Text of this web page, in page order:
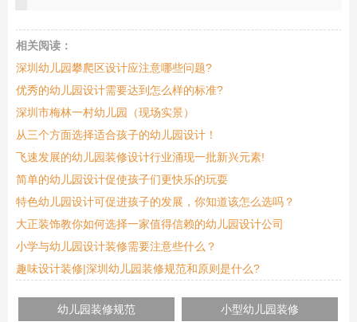
相关阅读：
深圳幼儿园攀爬区设计应注意哪些问题?
优秀的幼儿园设计需要达到怎么样的标准?
深圳市梅林一村幼儿园（现场实景）
从三个方面选择适合孩子的幼儿园设计！
飞速发展的幼儿园装修设计行业涌现一批新兴元素!
简单的幼儿园设计促使孩子们更快乐的玩耍
特色幼儿园设计可促进孩子的发展，你知道该怎么选吗？
大正装饰教你如何选择一家值得信赖的幼儿园设计公司
小学与幼儿园设计装修需要注意些什么？
趣味设计装修|深圳幼儿园装修规范和原则是什么?
幼儿园装修规范
小型幼儿园装修